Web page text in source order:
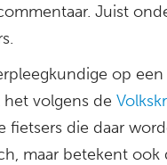
Juist
op
volgens de
fietsers die daar
maar betekent ook